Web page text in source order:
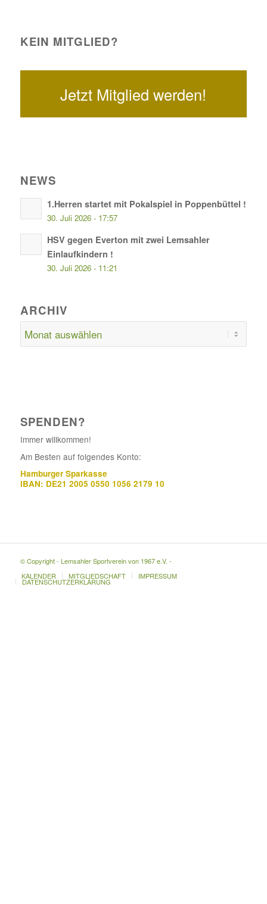
KEIN MITGLIED?
Jetzt Mitglied werden!
NEWS
1.Herren startet mit Pokalspiel in Poppenbüttel !
30. Juli 2026 - 17:57
HSV gegen Everton mit zwei Lemsahler
Einlaufkindern !
30. Juli 2026 - 11:21
ARCHIV
SPENDEN?
Immer willkommen!
Am Besten auf folgendes Konto:
Hamburger Sparkasse
IBAN: DE21 2005 0550 1056 2179 10
© Copyright - Lemsahler Sportverein von 1967 e.V. -
KALENDER
MITGLIEDSCHAFT IMPRESSUM
DATENSCHUTZERKLÄRUNG